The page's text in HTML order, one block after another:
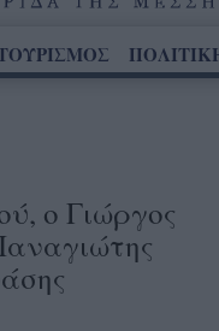
ο Γιώργος